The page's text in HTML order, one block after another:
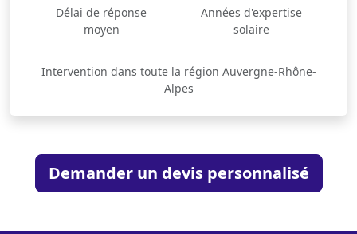
Délai de réponse
moyen
Années d'expertise
solaire
Intervention dans toute la région Auvergne-Rhône-
Alpes
Demander un devis personnalisé